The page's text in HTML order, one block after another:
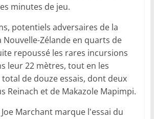
minutes de jeu.
potentiels adversaires de la
Nouvelle-Zélande en quarts de
repoussé les rares incursions
leur 22 mètres, tout en les
total de douze essais, dont deux
Reinach et de Makazole Mapimpi.